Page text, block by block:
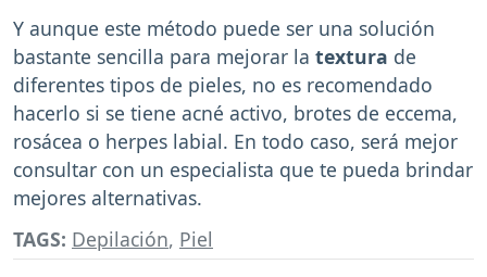
Y aunque este método puede ser una solución
bastante sencilla para mejorar la textura de
diferentes tipos de pieles, no es recomendado
hacerlo si se tiene acné activo, brotes de eccema,
rosácea o herpes labial. En todo caso, será mejor
consultar con un especialista que te pueda brindar
mejores alternativas.
TAGS: Depilación, Piel